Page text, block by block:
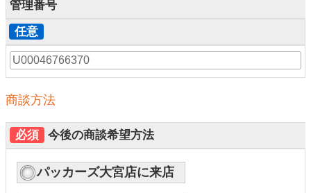
管理番号
任意
商談方法
今後の商談希望方法
必須
パッカーズ大宮店に来店